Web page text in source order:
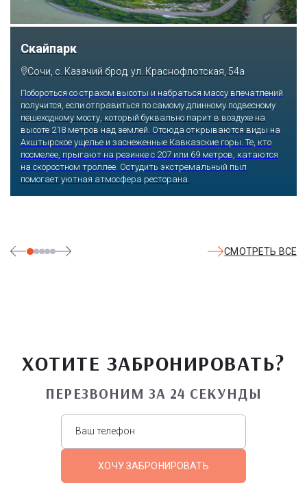
Парк «Ривьера»
Сочи, ул. Егорова, 1/6, микрорайон Центральный
Куда бы ни упал взгляд человека, он обязательно увидит здесь
что-то интересное, достойное занять значительное место в его
памяти и сердце. В парке множество привлекательных
скульптур, он всегда утопает в зелени и цветах. Не сосчитать
детских радостей: горок, каруселей, различных аттракционов.
Здесь комфортно заниматься спортом: есть теннисные корты и
уличные тренажеры.
СМОТРЕТЬ ВСЕ
ХОТИТЕ ЗАБРОНИРОВАТЬ?
ПЕРЕЗВОНИМ ЗА 24 СЕКУНДЫ
ХОЧУ ЗАБРОНИРОВАТЬ